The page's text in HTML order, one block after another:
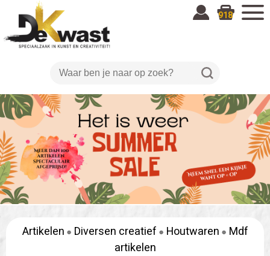
918
Artikelen Diversen creatief Houtwaren
Mdf
artikelen